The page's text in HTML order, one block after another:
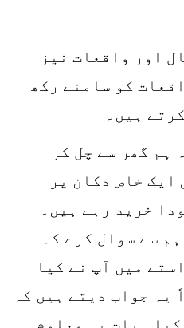
اور واقعات نیز
کو سامنے رکھ
ہیں۔
ہم گھر سے چل کر
ایک خاص دکان پر
خرید رہے ہیں۔
سے سوال کرے کہ
میں آپ نے کیا
یہ جواب دیتے ہیں کہ
بات یہ معلوم